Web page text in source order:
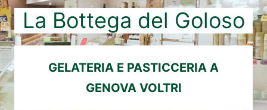
La Bottega del Goloso
GELATERIA E PASTICCERIA A
GENOVA VOLTRI